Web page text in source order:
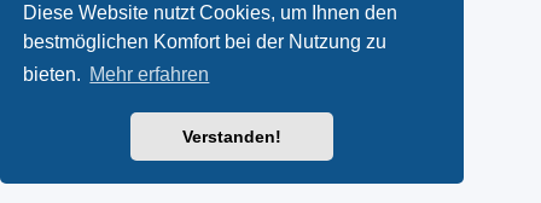
Diese Website nutzt Cookies, um Ihnen den
bestmöglichen Komfort bei der Nutzung zu
bieten. Mehr erfahren
Verstanden!